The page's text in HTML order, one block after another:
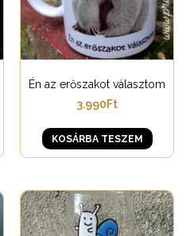
Én az erőszakot választom
3.990Ft
KOSÁRBA TESZEM